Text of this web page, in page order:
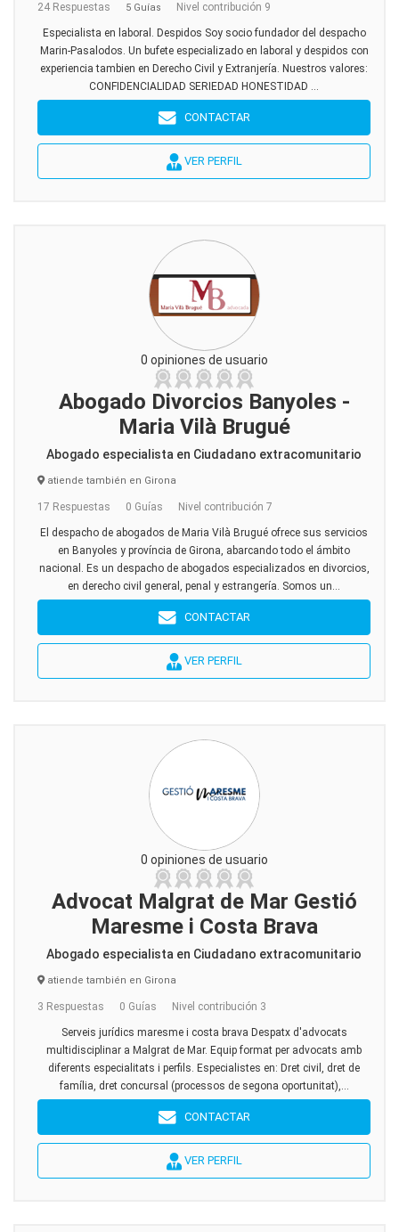
24 Respuestas 5 Guías Nivel contribución 9
Especialista en laboral. Despidos Soy socio fundador del despacho
Marin-Pasalodos. Un bufete especializado en laboral y despidos con
experiencia tambien en Derecho Civil y Extranjería. Nuestros valores:
CONFIDENCIALIDAD SERIEDAD HONESTIDAD ...
CONTACTAR
VER PERFIL
0 opiniones de usuario
Abogado Divorcios Banyoles -
Maria Vilà Brugué
Abogado especialista en Ciudadano extracomunitario
atiende también en Girona
17 Respuestas 0 Guías Nivel contribución 7
El despacho de abogados de Maria Vilà Brugué ofrece sus servicios
en Banyoles y província de Girona, abarcando todo el ámbito
nacional. Es un despacho de abogados especializados en divorcios,
en derecho civil general, penal y estrangería. Somos un...
CONTACTAR
VER PERFIL
0 opiniones de usuario
Advocat Malgrat de Mar Gestió
Maresme i Costa Brava
Abogado especialista en Ciudadano extracomunitario
atiende también en Girona
3 Respuestas 0 Guías Nivel contribución 3
Serveis jurídics maresme i costa brava Despatx d'advocats
multidisciplinar a Malgrat de Mar. Equip format per advocats amb
diferents especialitats i perfils. Especialistes en: Dret civil, dret de
família, dret concursal (processos de segona oportunitat),...
CONTACTAR
VER PERFIL